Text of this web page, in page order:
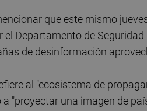
que este mismo
el Departamento de
de desinformación
al "ecosistema de
"proyectar una imagen de